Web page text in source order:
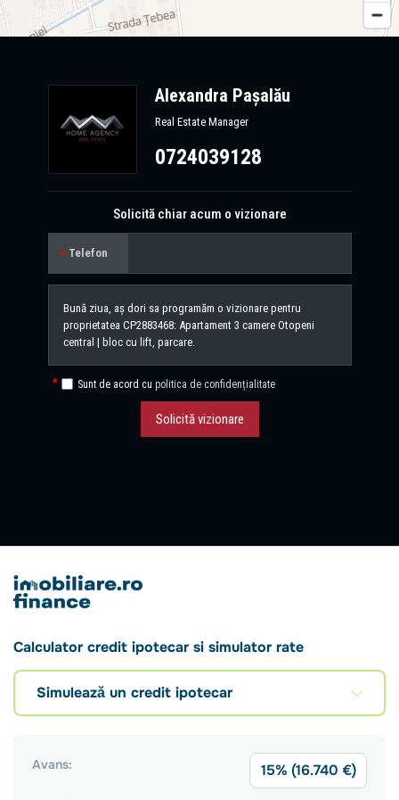
Alexandra Pașalău
Real Estate Manager
0724039128
Solicită chiar acum o vizionare
Telefon
Sunt de acord cu politica de confidențialitate
Solicită vizionare